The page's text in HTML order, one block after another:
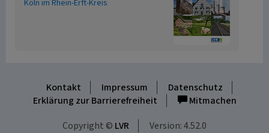
Köln im Rhein-Erft-Kreis
Kontakt Impressum
Datenschutz
Erklärung zur Barrierefreiheit
Mitmachen
Copyright © LVR Version: 4.52.0